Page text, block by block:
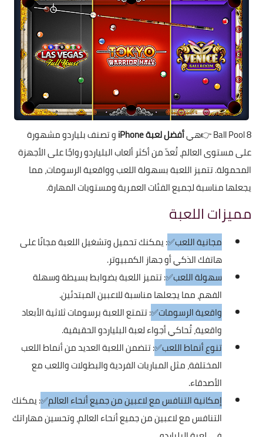
8 Ball Pool 👉هيأفضل لعبة iPhone
و تصنف بلياردو مشهورة
على مستوى العالم، تُعدّ من أكثر ألعاب البلياردو رواجًا على الأجهزة
المحمولة. تتميز اللعبة بسهولة اللعب وواقعية الرسومات، مما
يجعلها مناسبة لجميع الفئات العمرية ومستويات المهارة.
مميزات اللعبة
مجانية اللعب✅: يمكنك تحميل وتشغيل اللعبة مجانًا على
هاتفك الذكي أو جهاز الكمبيوتر.
سهولة اللعب✅: تتميز اللعبة بضوابط بسيطة وسهلة
الفهم، مما يجعلها مناسبة للاعبين المبتدئين.
واقعية الرسومات✅: تتمتع اللعبة برسومات ثلاثية الأبعاد
واقعية، تُحاكي أجواء لعبة البلياردو الحقيقية.
تنوع أنماط اللعب✅: تتضمن اللعبة العديد من أنماط اللعب
المختلفة، مثل المباريات الفردية والبطولات واللعب مع
الأصدقاء.
إمكانية التنافس مع لاعبين من جميع أنحاء العالم✅: يمكنك
التنافس مع لاعبين من جميع أنحاء العالم، وتحسين مهاراتك